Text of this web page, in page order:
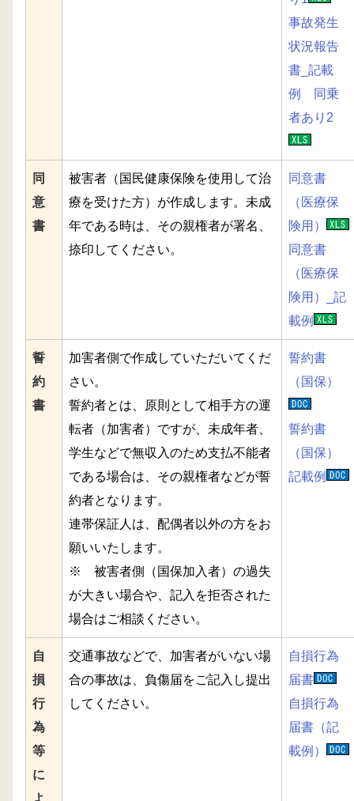
事故発生
状況報告
書_記載
例 同乗
者あり2
同
意
書
被害者（国民健康保険を使用して治
療を受けた方）が作成します。未成
年である時は、その親権者が署名、
捺印してください。
同意書
（医療保
険用）
同意書
（医療保
険用）_記
載例
誓
約
書
加害者側で作成していただいてくだ
さい。
誓約者とは、原則として相手方の運
転者（加害者）ですが、未成年者、
学生などで無収入のため支払不能者
である場合は、その親権者などが誓
約者となります。
連帯保証人は、配偶者以外の方をお
願いいたします。
※ 被害者側（国保加入者）の過失
が大きい場合や、記入を拒否された
場合はご相談ください。
誓約書
（国保）
誓約書
（国保）
記載例
自
損
行
為
等
に
交通事故などで、加害者がいない場
合の事故は、負傷届をご記入し提出
してください。
自損行為
届書
自損行為
届書（記
載例）